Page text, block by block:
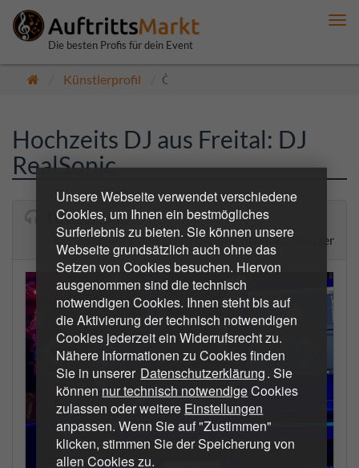
Unsere Webseite verwendet verschiedene
Cookies, um Ihnen ein bestmögliches
Surferlebnis zu bieten. Sie können unsere
Webseite grundsätzlich auch ohne das
Setzen von Cookies besuchen. Hiervon
ausgenommen sind die technisch
notwendigen Cookies. Ihnen steht bis auf
die Aktivierung der technisch notwendigen
Cookies jederzeit ein Widerrufsrecht zu.
Nähere Informationen zu Cookies finden
Sie in unserer Datenschutzerklärung. Sie
können nur technisch notwendigeCookies
zulassen oder weitere Einstellungen
anpassen. Wenn Sie auf "Zustimmen"
klicken, stimmen Sie der Speicherung von
allen Cookies zu.
Die besten Profis für dein Event
Künstlerprofil Öffentlich
Hochzeits DJ aus Freital: DJ
RealSonic
DJ RealSonic
Hochzeits und Event DJ Dresden, Chemnitz, Bautzen